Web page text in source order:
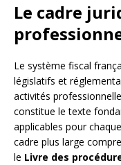
Le cadre
Le système fiscal
législatifs et
activités
constitue le texte
applicables pour
cadre plus large
le Livre des